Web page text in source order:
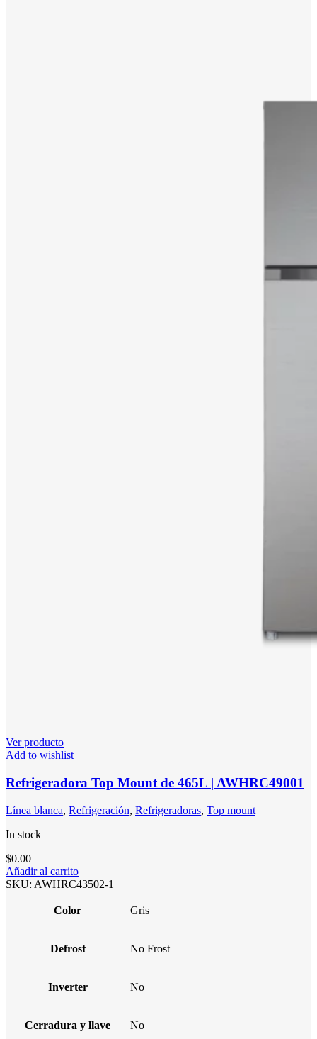
Ver producto
Add to wishlist
Refrigeradora Top Mount de 465L | AWHRC49001
Línea blanca, Refrigeración, Refrigeradoras, Top mount
In stock
$0.00
Añadir al carrito
SKU: AWHRC43502-1
Color Gris
Defrost No Frost
Inverter No
Cerradura y llave No